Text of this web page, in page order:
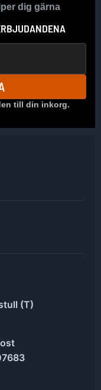
dig gärna
till din inkorg.
(T)